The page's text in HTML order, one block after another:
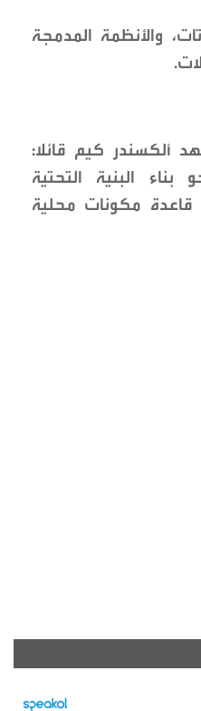
والأنظمة المدمجة
ألكسندر كيم قائلا:
البنية التحتية
قاعدة مكونات محلية